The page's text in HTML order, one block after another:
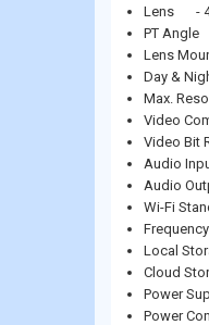
Lens
-
PT Angle
Lens
Day &
Max.
Video
Video Bit
Audio
Audio
Wi-Fi
Local
Cloud
Power
Power